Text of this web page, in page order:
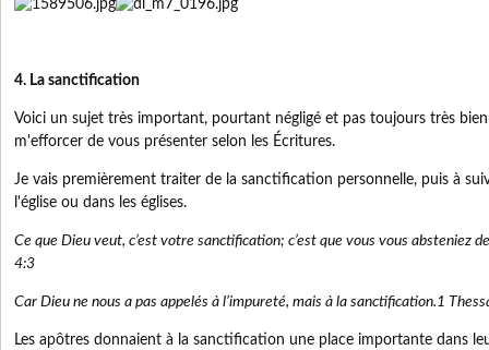
4. La sanctification
Voici un sujet très important, pourtant négligé et pas toujours très
m'efforcer de vous présenter selon les Écritures.
Je vais premièrement traiter de la sanctification personnelle, puis à
l'église ou dans les églises.
Ce que Dieu veut, c’est votre sanctification; c’est que vous vous absteniez
4:3
Car Dieu ne nous a pas appelés à l’impureté, mais à la sanctification.1
Les apôtres donnaient à la sanctification une place importante dans